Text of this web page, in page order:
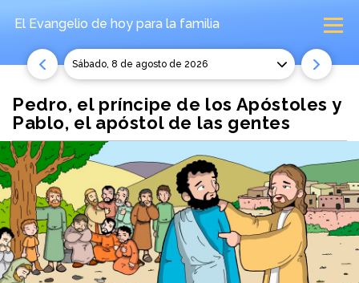
El Evangelio de hoy para la familia
sábado, 8 de agosto de 2026
Pedro, el príncipe de los Apóstoles y
Pablo, el apóstol de las gentes